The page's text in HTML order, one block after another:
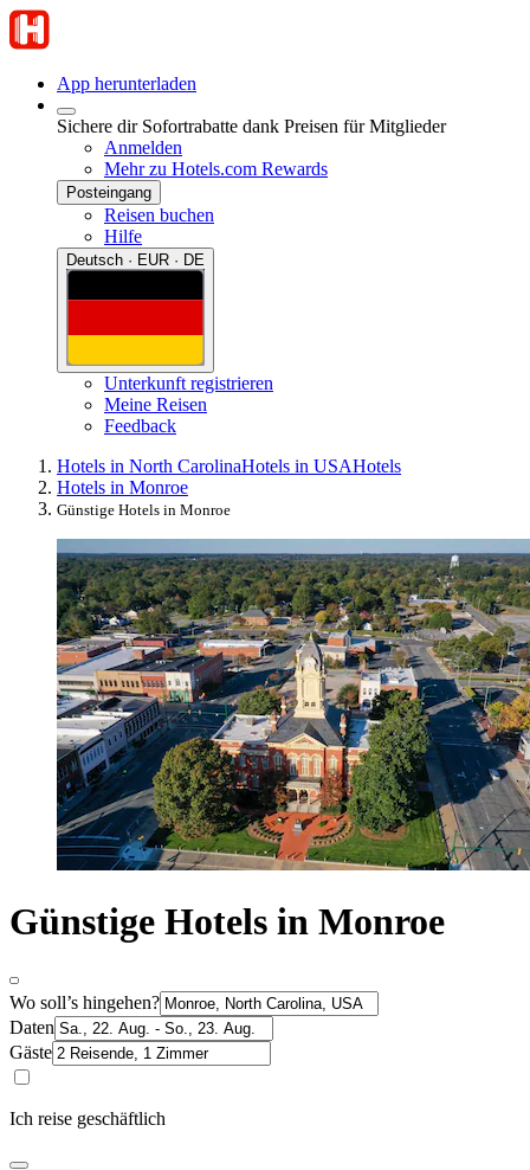
App herunterladen
Sichere dir Sofortrabatte dank Preisen für Mitglieder
Anmelden
Mehr zu Hotels.com Rewards
Posteingang
Reisen buchen
Hilfe
Deutsch · EUR · DE
Unterkunft registrieren
Meine Reisen
Feedback
Hotels in North CarolinaHotels in USAHotels
Hotels in Monroe
Günstige Hotels in Monroe
Günstige Hotels in Monroe
Wo soll’s hingehen?
Daten
Gäste
Ich reise geschäftlich